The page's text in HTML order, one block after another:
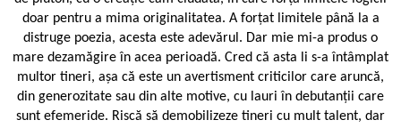
doar pentru a mima originalitatea. A forțat limitele până la a
distruge poezia, acesta este adevărul. Dar mie mi-a produs o
mare dezamăgire în acea perioadă. Cred că asta li s-a întâmplat
multor tineri, așa că este un avertisment criticilor care aruncă,
din generozitate sau din alte motive, cu lauri în debutanții care
sunt efemeride. Riscă să demobilizeze tineri cu mult talent, dar